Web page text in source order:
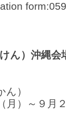
ん）沖縄会
）
）～９月２